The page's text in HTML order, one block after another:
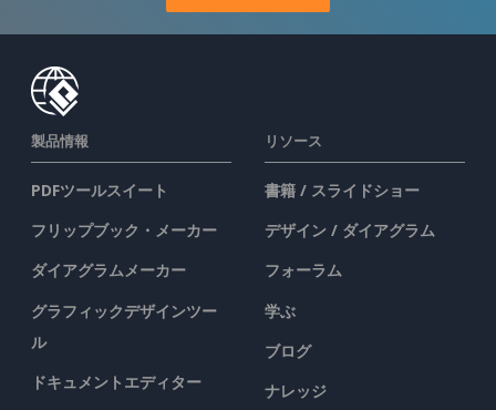
製品情報
PDFツールスイート
フリップブック・メーカー
ダイアグラムメーカー
グラフィックデザインツー
ル
ドキュメントエディター
リソース
書籍 / スライドショー
デザイン / ダイアグラム
フォーラム
学ぶ
ブログ
ナレッジ